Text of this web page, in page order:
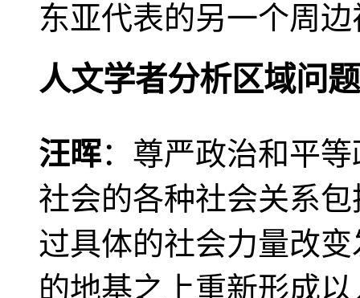
东亚代表的另一个周
人文学者分析区域问题
汪晖：尊严政治和平
社会的各种社会关系
过具体的社会力量改
的地基之上重新形成